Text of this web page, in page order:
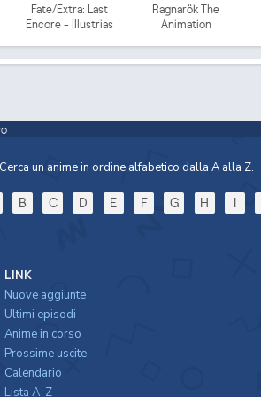
Fate/Extra: Last
Encore - Illustrias
Ragnarök The
Animation
Cerca un anime in ordine alfabetico dalla A alla Z.
B C D E F G H I
LINK
Nuove aggiunte
Ultimi episodi
Anime in corso
Prossime uscite
Calendario
Lista A-Z